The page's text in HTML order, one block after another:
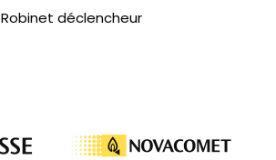
Robinet déclencheur